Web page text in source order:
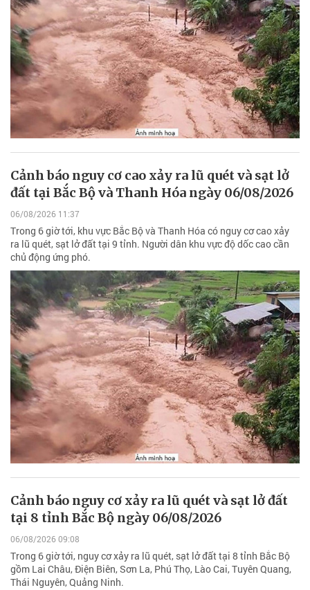
Cảnh báo nguy cơ cao xảy ra lũ quét và sạt lở
đất tại Bắc Bộ và Thanh Hóa ngày 06/08/2026
06/08/2026 11:37
Trong 6 giờ tới, khu vực Bắc Bộ và Thanh Hóa có nguy cơ cao xảy
ra lũ quét, sạt lở đất tại 9 tỉnh. Người dân khu vực độ dốc cao cần
chủ động ứng phó.
Cảnh báo nguy cơ xảy ra lũ quét và sạt lở đất
tại 8 tỉnh Bắc Bộ ngày 06/08/2026
06/08/2026 09:08
Trong 6 giờ tới, nguy cơ xảy ra lũ quét, sạt lở đất tại 8 tỉnh Bắc Bộ
gồm Lai Châu, Điện Biên, Sơn La, Phú Thọ, Lào Cai, Tuyên Quang,
Thái Nguyên, Quảng Ninh.